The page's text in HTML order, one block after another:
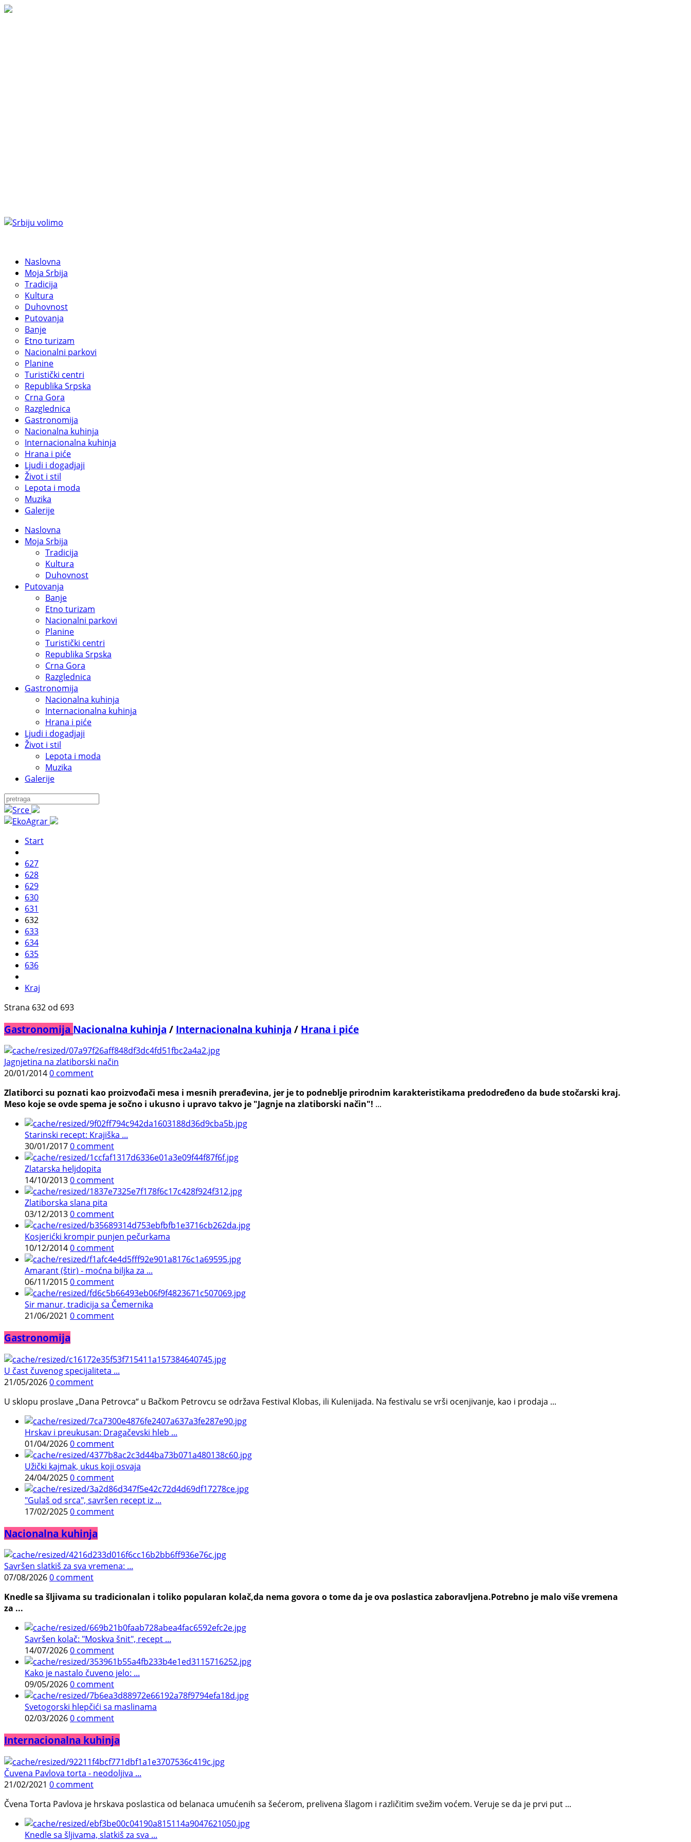
Naslovna
Moja Srbija
Tradicija
Kultura
Duhovnost
Putovanja
Banje
Etno turizam
Nacionalni parkovi
Planine
Turistički centri
Republika Srpska
Crna Gora
Razglednica
Gastronomija
Nacionalna kuhinja
Internacionalna kuhinja
Hrana i piće
Ljudi i dogadjaji
Život i stil
Lepota i moda
Muzika
Galerije
Naslovna
Moja Srbija
Tradicija
Kultura
Duhovnost
Putovanja
Banje
Etno turizam
Nacionalni parkovi
Planine
Turistički centri
Republika Srpska
Crna Gora
Razglednica
Gastronomija
Nacionalna kuhinja
Internacionalna kuhinja
Hrana i piće
Ljudi i dogadjaji
Život i stil
Lepota i moda
Muzika
Galerije
Start
627
628
629
630
631
632
633
634
635
636
Kraj
Strana 632 od 693
Gastronomija Nacionalna kuhinja / Internacionalna kuhinja / Hrana i piće
Jagnjetina na zlatiborski način
20/01/20140 comment
Zlatiborci su poznati kao proizvođači mesa i mesnih prerađevina, jer je to podneblje prirodnim karakteristikama predodređeno da bude stočarski kraj.
Meso koje se ovde spema je sočno i ukusno i upravo takvo je "Jagnje na zlatiborski način"! ...
Starinski recept: Krajiška ...
30/01/20170 comment
Zlatarska heljdopita
14/10/20130 comment
Zlatiborska slana pita
03/12/20130 comment
Kosjerićki krompir punjen pečurkama
10/12/20140 comment
Amarant (štir) - moćna biljka za ...
06/11/20150 comment
Sir manur, tradicija sa Čemernika
21/06/2021 0 comment
Gastronomija
U čast čuvenog specijaliteta ...
21/05/20260 comment
U sklopu proslave „Dana Petrovca“ u Bačkom Petrovcu se održava Festival Klobas, ili Kulenijada. Na festivalu se vrši ocenjivanje, kao i prodaja ...
Hrskav i preukusan: Dragačevski hleb ...
01/04/20260 comment
Užički kajmak, ukus koji osvaja
24/04/20250 comment
"Gulaš od srca", savršen recept iz ...
17/02/20250 comment
Nacionalna kuhinja
Savršen slatkiš za sva vremena: ...
07/08/20260 comment
Knedle sa šljivama su tradicionalan i toliko popularan kolač,da nema govora o tome da je ova poslastica zaboravljena.Potrebno je malo više vremena
za ...
Savršen kolač: "Moskva šnit", recept ...
14/07/20260 comment
Kako je nastalo čuveno jelo: ...
09/05/20260 comment
Svetogorski hlepčići sa maslinama
02/03/20260 comment
Internacionalna kuhinja
Čuvena Pavlova torta - neodoljiva ...
21/02/2021 0 comment
Čvena Torta Pavlova je hrskava poslastica od belanaca umućenih sa šećerom, prelivena šlagom i različitim svežim voćem. Veruje se da je prvi put ...
Knedle sa šljivama, slatkiš za sva ...